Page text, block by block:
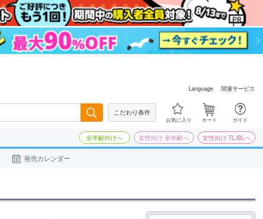
Language 関連サービス
こだわり条件
お気に入り カート ガイド
全年齢向けへ 女性向け 全年齢へ 女性向け TL/BLへ
発売カレンダー